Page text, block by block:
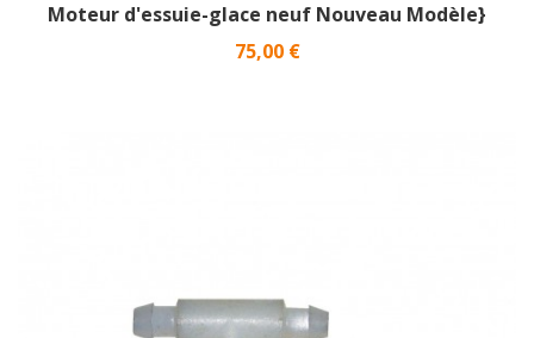
Moteur d'essuie-glace neuf Nouveau Modèle}
Prix
75,00 €